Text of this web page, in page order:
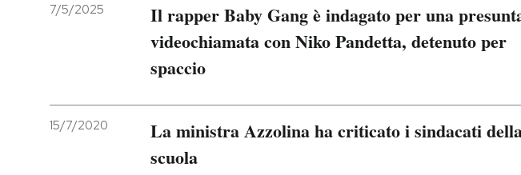
CALENDARIO
AREA PERSONALE
7/5/2025
Il rapper Baby Gang è indagato per una
videochiamata con Niko Pandetta, detenuto per
spaccio
15/7/2020
La ministra Azzolina ha criticato i sindacati
scuola